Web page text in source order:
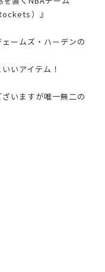
）』
ームズ・ハーデンの
いアイテム！
いますが唯一無二の